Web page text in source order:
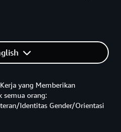
yang Memberikan
semua orang:
Identitas Gender/Orientasi